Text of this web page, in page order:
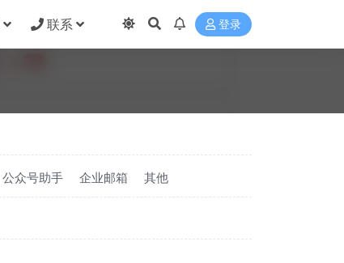
联系 登录
公众号助手 企业邮箱 其他